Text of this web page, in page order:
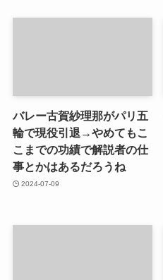
バレー古賀紗理那がパリ五
輪で現役引退→やめてもこ
こまでの功績で解説者の仕
事とかはあるだろうね
2024-07-09